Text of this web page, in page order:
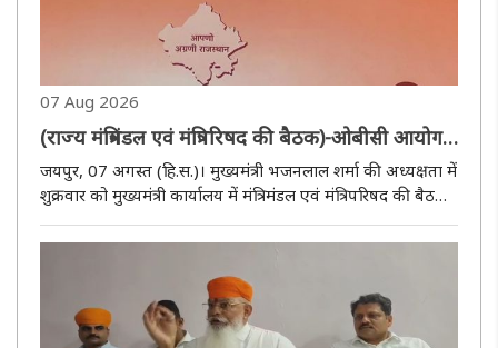
07 Aug 2026
(राज्य मंत्रिमंडल एवं मंत्रिपरिषद की बैठक)-ओबीसी आयोग
की सिफारिशें स्वीकृत, वन स्टेट-वन इलेक्शन के तहत होंगे
पंचायत राज एवं नगरीय निकाय चुनाव
जयपुर, 07 अगस्त (हि.स.)। मुख्यमंत्री भजनलाल शर्मा की अध्यक्षता में
शुक्रवार को मुख्यमंत्री कार्यालय में मंत्रिमंडल एवं मंत्रिपरिषद की बैठक
वन स्टेट-वन इलेक्शन की अवधारणा पर कराए जाने, किसान..